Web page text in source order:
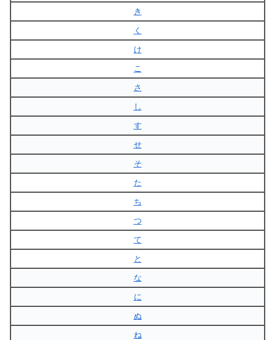
き
く
け
こ
さ
し
す
せ
そ
た
ち
つ
て
と
な
に
ぬ
ね